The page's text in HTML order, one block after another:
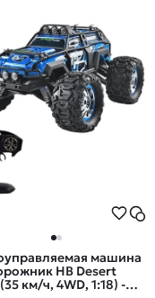
машина
HB Desert
км/ч, 4WD, 1:18) -